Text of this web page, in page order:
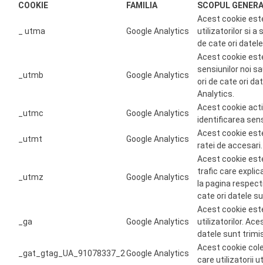
COOKIE FAMILIA SCOPUL
_ utma Google Analytics
Acest cookie
utilizatorilor si a
de cate ori
_utmb Google Analytics
Acest cookie
sensiunilor noi
ori de cate ori
Analytics.
_utmc Google Analytics
Acest cookie
identificarea
_utmt Google Analytics
Acest cookie
ratei de accesari.
_utmz Google Analytics
Acest cookie
trafic care
la pagina
cate ori datele
_ga Google Analytics
Acest cookie
utilizatorilor.
datele sunt
_gat_gtag_UA_91078337_2Google Analytics
Acest cookie
care utilizatorii